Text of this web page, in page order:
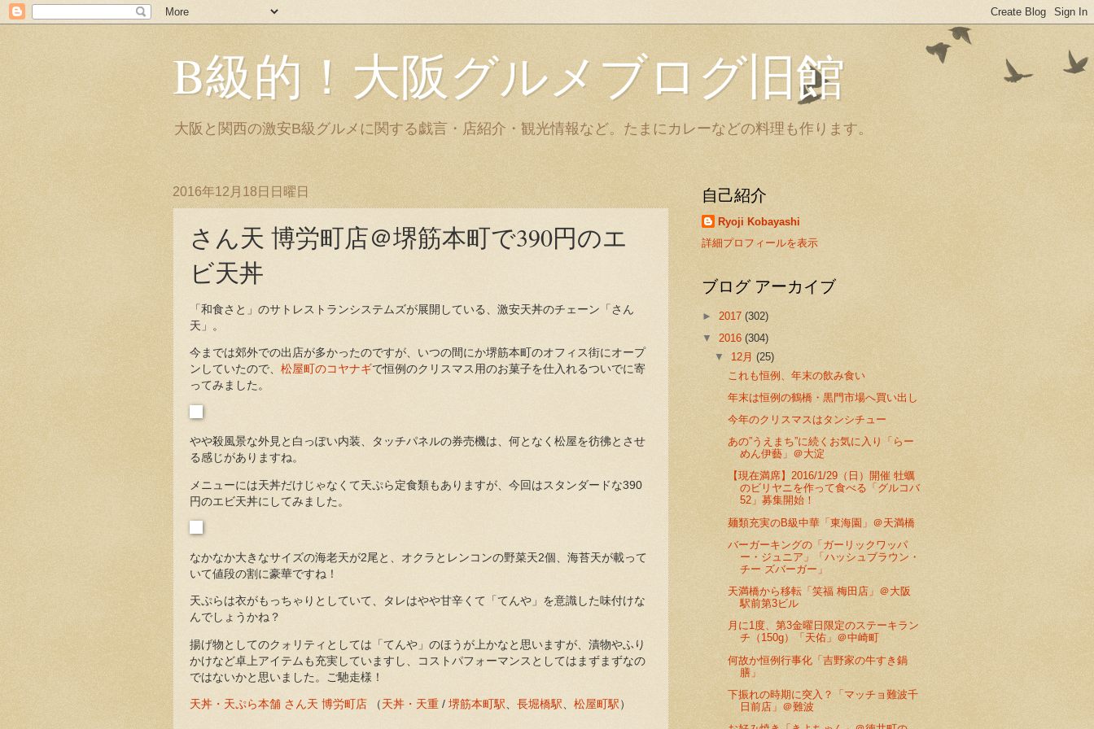
B級的！大阪グルメブログ旧館
大阪と関西の激安B級グルメに関する戯言・店紹介・観光情報など。たまにカレーなどの料理も作ります。
2016年12月18日日曜日
さん天 博労町店＠堺筋本町で390円のエ
ビ天丼
「和食さと」のサトレストランシステムズが展開している、激安天丼のチェーン「さん
天」。
今までは郊外での出店が多かったのですが、いつの間にか堺筋本町のオフィス街にオープ
ンしていたので、 松屋町のコヤナギで恒例のクリスマス用のお菓子を仕入れるついでに寄
ってみました。
やや殺風景な外見と白っぽい内装、タッチパネルの券売機は、何となく松屋を彷彿とさせ
る感じがありますね。
メニューには天丼だけじゃなくて天ぷら定食類もありますが、今回はスタンダードな390
円のエビ天丼にしてみました。
なかなか大きなサイズの海老天が2尾と、オクラとレンコンの野菜天2個、海苔天が載って
いて値段の割に豪華ですね！
天ぷらは衣がもっちゃりとしていて、タレはやや甘辛くて「てんや」を意識した味付けな
んでしょうかね？
揚げ物としてのクォリティとしては「てんや」のほうが上かなと思いますが、漬物やふり
かけなど卓上アイテムも充実していますし、コストパフォーマンスとしてはまずまずなの
ではないかと思いました。ご馳走様！
天丼・天ぷら本舗 さん天 博労町店 （ 天丼・天重 / 堺筋本町駅、 長堀橋駅、 松屋町駅 ）
自己紹介
Ryoji Kobayashi
詳細プロフィールを表示
ブログ アーカイブ
► 2017 (302)
▼ 2016 (304)
▼ 12月(25)
これも恒例、年末の飲み食い
年末は恒例の鶴橋・黒門市場へ買い出し
今年のクリスマスはタンシチュー
あの”うえまち”に続くお気に入り「らー
めん伊藝」＠大淀
【現在満席】2016/1/29（日）開催 牡蠣
のビリヤニを作って食べる「グルコバ
52」募集開始！
麺類充実のB級中華「東海園」＠天満橋
バーガーキングの「ガーリックワッパ
ー・ジュニア」「ハッシュブラウン・
チー ズバーガー」
天満橋から移転「笑福 梅田店」＠大阪
駅前第3ビル
月に1度、第3金曜日限定のステーキラン
チ（150g）「天佑」＠中崎町
何故か恒例行事化「吉野家の牛すき鍋
膳」
下振れの時期に突入？「マッチョ難波千
日前店」＠難波